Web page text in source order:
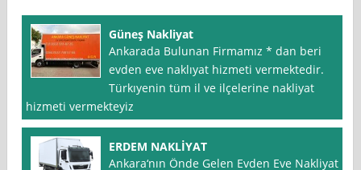
Güneş Nakliyat
Ankarada Bulunan Firmamız * dan beri
evden eve naklıyat hizmeti vermektedir.
Türkıyenin tüm il ve ilçelerine nakliyat
hizmeti vermekteyiz
ERDEM NAKLİYAT
Ankara‘nın Önde Gelen Evden Eve Nakliyat